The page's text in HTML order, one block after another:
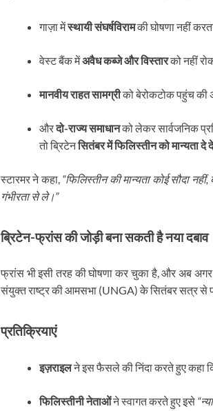
गाज़ा मेंस्थायी संघर्षविरामकी घोषणा नहीं
वेस्ट बैंक मेंअवैध कब्जे और विस्तारको नहीं
मानवीय राहत सामग्रीको बेरोकटोक पहुंच की
औरदो-राज्य समाधानको लेकर सार्वजनिक
तो ब्रिटेनसितंबर में फिलिस्तीन को मान्यता दे
स्टारमर ने कहा, “फिलिस्तीन की मान्यता कोई सौदा
गंभीरता से ले।”
ब्रिटेन-फ्रांस की जोड़ी बना सकती है नया दबाव
फ्रांस भी इसी तरह की घोषणा कर चुका है, और अब
संयुक्त राष्ट्र की आमसभा (UNGA) के सितंबर सत्र से
प्रतिक्रियाएं
इज़राइलने इस फैसले की निंदा करते हुए कहा
फिलिस्तीनी नेताओंने स्वागत करते हुए इसे